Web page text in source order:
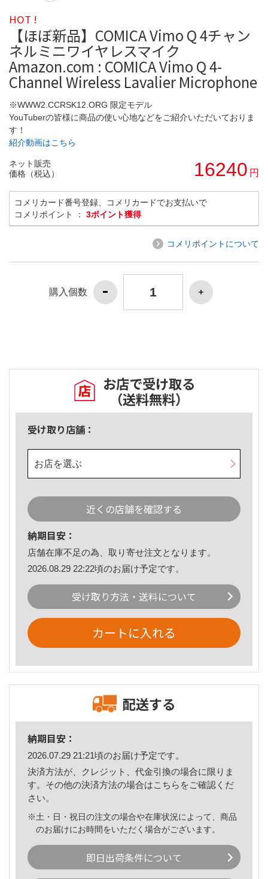
HOT !
【ほぼ新品】COMICA Vimo Q 4チャン
ネルミニワイヤレスマイク
Amazon.com : COMICA Vimo Q 4-
Channel Wireless Lavalier Microphone
※WWW2.CCRSK12.ORG 限定モデル
YouTuberの皆様に商品の使い心地などをご紹介いただいておりま
す！
紹介動画はこちら
ネット販売
価格（税込）
16240 円
コメリカード番号登録、コメリカードでお支払いで
コメリポイント ： 3ポイント獲得
コメリポイントについて
購入個数
お店で受け取る
（送料無料）
受け取り店舗：
お店を選ぶ
近くの店舗を確認する
納期目安：
店舗在庫不足の為、取り寄せ注文となります。
2026.08.29 22:22頃のお届け予定です。
受け取り方法・送料について
カートに入れる
配送する
納期目安：
2026.07.29 21:21頃のお届け予定です。
決済方法が、クレジット、代金引換の場合に限りま
す。その他の決済方法の場合はこちら をご確認くだ
さい。
※土・日・祝日の注文の場合や在庫状況によって、商品
のお届けにお時間をいただく場合がございます。
即日出荷条件について